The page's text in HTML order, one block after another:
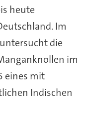
heute
Im
die
im
eines mit
Indischen